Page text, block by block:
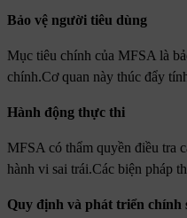
Bảo vệ người tiêu dùng
Mục tiêu chính của MFSA là
chính.Cơ quan này thúc đẩy
Hành động thực thi
MFSA có thẩm quyền điều tra
hành vi sai trái.Các biện pháp
Quy định và phát triển chính